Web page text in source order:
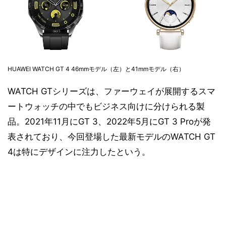
HUAWEI WATCH GT 4 46mmモデル（左）と41mmモデル（右）
WATCH GTシリーズは、ファーウェイが展開するスマ
ートウォッチの中でもビジネス向けに分けられる製
品。2021年11月にGT 3、2022年5月にGT 3 Proが発
表されており、今回登場した最新モデルのWATCH GT
4は特にデザインに注力したという。